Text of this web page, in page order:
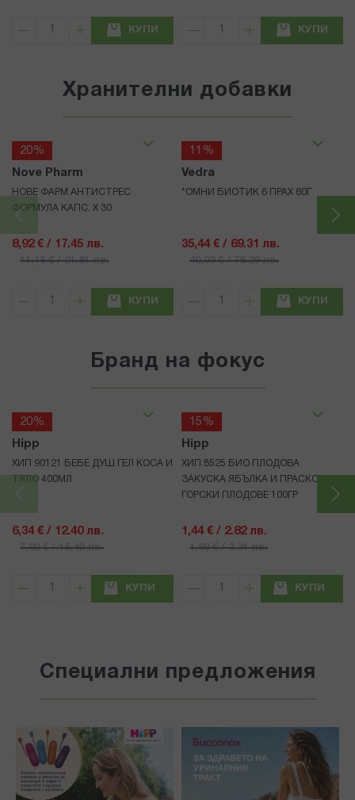
КУПИ КУПИ
Хранителни добавки
20%
Nove Pharm
НОВЕ ФАРМ АНТИСТРЕС
ФОРМУЛА КАПС. X 30
8,92 € / 17.45 лв.
11,15 € / 21.81 лв.
КУПИ
11%
Vedra
*ОМНИ БИОТИК 6 ПРАХ 60Г
35,44 € / 69.31 лв.
40,03 € / 78.29 лв.
КУПИ
Бранд на фокус
20%
Hipp
ХИП 90121 БЕБЕ ДУШ ГЕЛ КОСА И
ТЯЛО 400МЛ
6,34 € / 12.40 лв.
7,92 € / 15.49 лв.
КУПИ
15%
Hipp
ХИП 8525 БИО ПЛОДОВА
ЗАКУСКА ЯБЪЛКА И ПРАСКОВА С
ГОРСКИ ПЛОДОВЕ 100ГР
1,44 € / 2.82 лв.
1,69 € / 3.31 лв.
КУПИ
Специални предложения